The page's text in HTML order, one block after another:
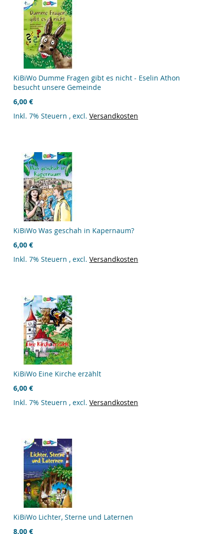
KiBiWo Dumme Fragen gibt es nicht - Eselin Athon
besucht unsere Gemeinde
6,00 €
Inkl. 7% Steuern , excl. Versandkosten
KiBiWo Was geschah in Kapernaum?
6,00 €
Inkl. 7% Steuern , excl. Versandkosten
KiBiWo Eine Kirche erzählt
6,00 €
Inkl. 7% Steuern , excl. Versandkosten
KiBiWo Lichter, Sterne und Laternen
8,00 €